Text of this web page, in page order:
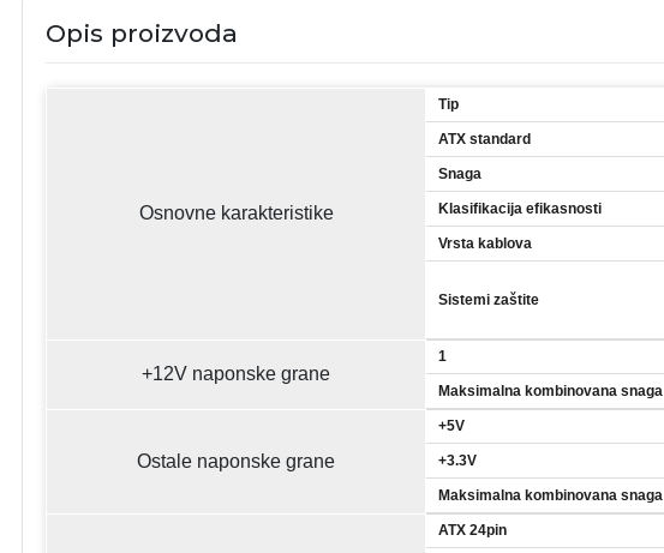
Opis proizvoda
Osnovne karakteristike
Tip
ATX standard
Snaga
Klasifikacija efikasnosti
Vrsta kablova
Sistemi zaštite
+12V naponske grane
1
Maksimalna kombinovana snaga
Ostale naponske grane
+5V
+3.3V
Maksimalna kombinovana snaga
ATX 24pin